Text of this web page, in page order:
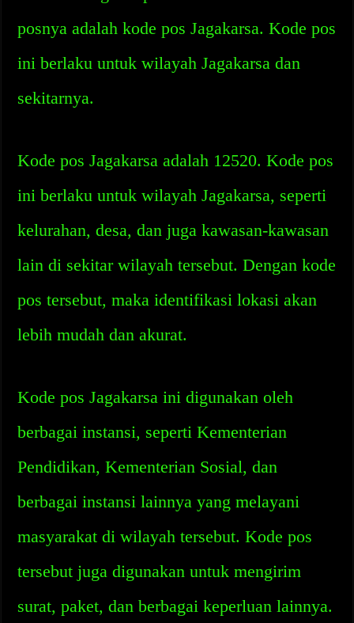
posnya adalah kode pos Jagakarsa. Kode pos
ini berlaku untuk wilayah Jagakarsa dan
sekitarnya.
Kode pos Jagakarsa adalah 12520. Kode pos
ini berlaku untuk wilayah Jagakarsa, seperti
kelurahan, desa, dan juga kawasan-kawasan
lain di sekitar wilayah tersebut. Dengan kode
pos tersebut, maka identifikasi lokasi akan
lebih mudah dan akurat.
Kode pos Jagakarsa ini digunakan oleh
berbagai instansi, seperti Kementerian
Pendidikan, Kementerian Sosial, dan
berbagai instansi lainnya yang melayani
masyarakat di wilayah tersebut. Kode pos
tersebut juga digunakan untuk mengirim
surat, paket, dan berbagai keperluan lainnya.